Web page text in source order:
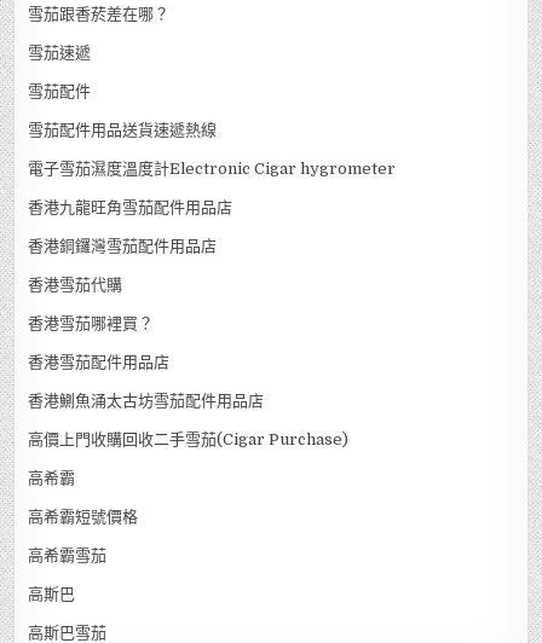
雪茄跟香菸差在哪？
雪茄速遞
雪茄配件
雪茄配件用品送貨速遞熱線
電子雪茄濕度溫度計Electronic Cigar hygrometer
香港九龍旺角雪茄配件用品店
香港銅鑼灣雪茄配件用品店
香港雪茄代購
香港雪茄哪裡買？
香港雪茄配件用品店
香港鰂魚涌太古坊雪茄配件用品店
高價上門收購回收二手雪茄(Cigar Purchase)
高希霸
高希霸短號價格
高希霸雪茄
高斯巴
高斯巴雪茄